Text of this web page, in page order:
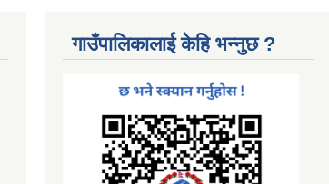
गाउँपालिकालाई केहि भन्नुछ ?